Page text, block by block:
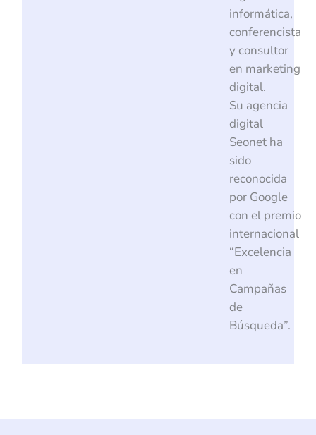
informática,
conferencista
y consultor
en marketing
digital.
Su agencia
digital
Seonet ha
sido
reconocida
por Google
con el premio
internacional
“Excelencia
en
Campañas
de
Búsqueda”.